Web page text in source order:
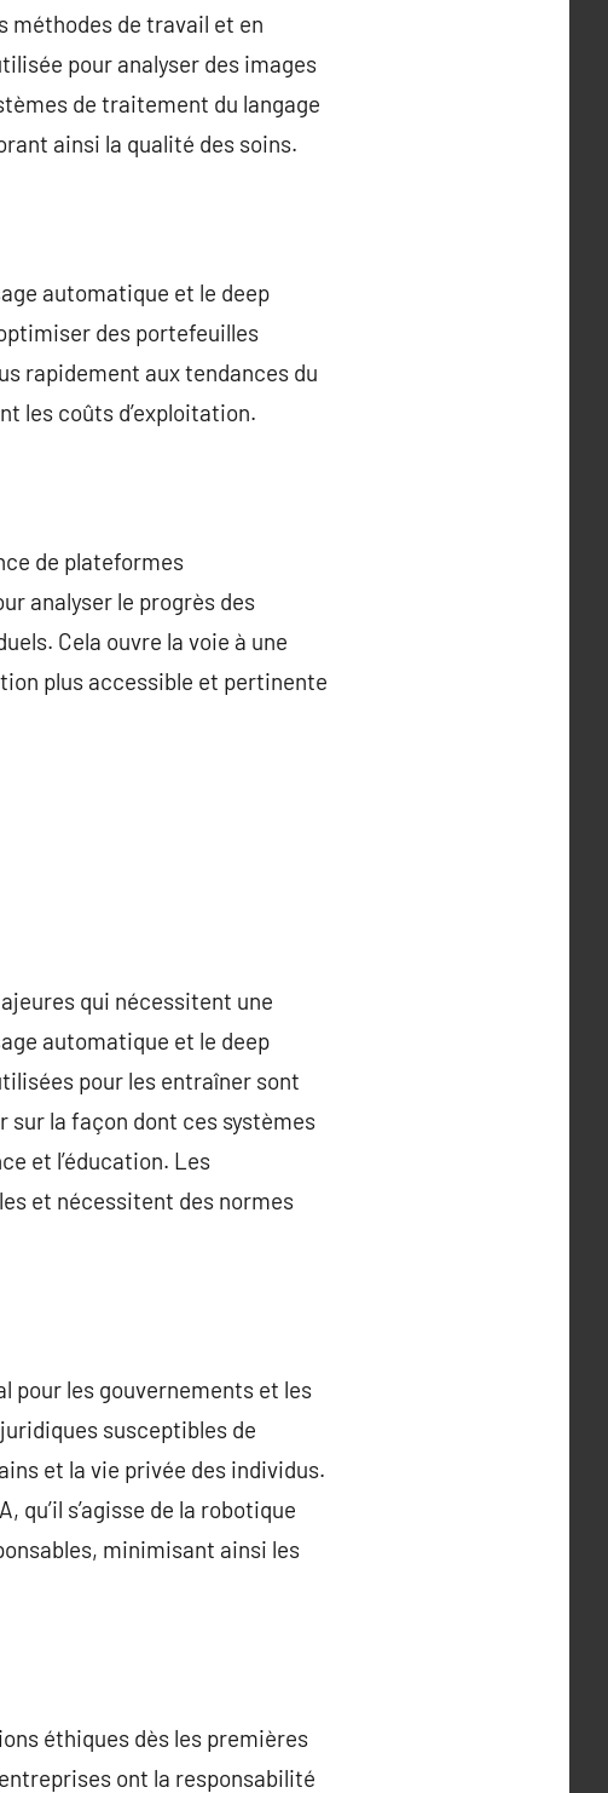
méthodes de travail et en
pour analyser des images
de traitement du langage
ainsi la qualité des soins.
automatique et le deep
des portefeuilles
rapidement aux tendances du
les coûts d’exploitation.
de plateformes
analyser le progrès des
Cela ouvre la voie à une
plus accessible et pertinente
qui nécessitent une
automatique et le deep
pour les entraîner sont
sur la façon dont ces systèmes
et l’éducation. Les
et nécessitent des normes
pour les gouvernements et les
susceptibles de
et la vie privée des individus.
qu’il s’agisse de la robotique
minimisant ainsi les
éthiques dès les premières
ont la responsabilité